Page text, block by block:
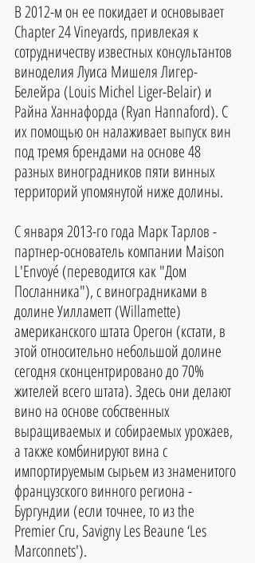
В 2012-м он ее покидает и основывает
Chapter 24 Vineyards, привлекая к
сотрудничеству известных консультантов
виноделия Луиса Мишеля Лигер-
Белейра (Louis Michel Liger-Belair) и
Райна Ханнафорда (Ryan Hannaford). С
их помощью он налаживает выпуск вин
под тремя брендами на основе 48
разных виноградников пяти винных
территорий упомянутой ниже долины.
С января 2013-го года Марк Тарлов -
партнер-основатель компании Maison
L'Envoyé (переводится как "Дом
Посланника"), с виноградниками в
долине Уилламетт (Willamette)
американского штата Орегон (кстати, в
этой относительно небольшой долине
сегодня сконцентрировано до 70%
жителей всего штата). Здесь они делают
вино на основе собственных
выращиваемых и собираемых урожаев,
а также комбинируют вина с
импортируемым сырьем из знаменитого
французского винного региона -
Бургундии (если точнее, то из the
Premier Cru, Savigny Les Beaune ‘Les
Marconnets').